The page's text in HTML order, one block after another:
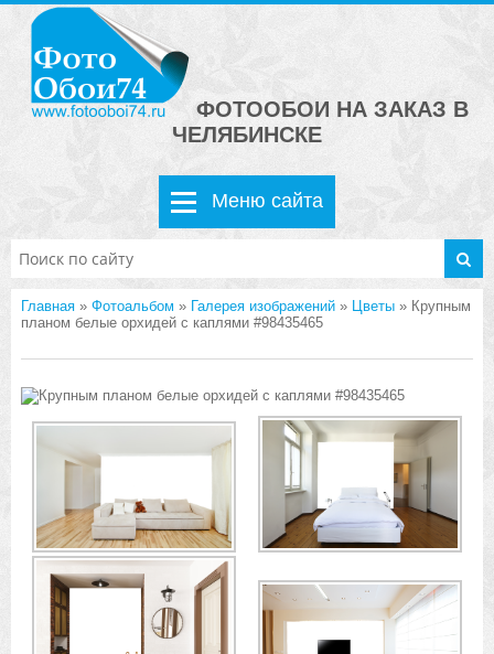
ФОТООБОИ НА ЗАКАЗ В
ЧЕЛЯБИНСКЕ
Меню сайта
Главная » Фотоальбом » Галерея изображений » Цветы » Крупным
планом белые орхидей с каплями #98435465